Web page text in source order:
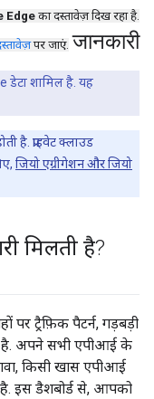
Edgeका दस्तावेज़ दिख रहा है.
पर जाएं. जानकारी
डेटा शामिल है. यह
है. प्राइवेट क्लाउड
जियो एग्रीगेशन और जियो
मिलती है?
पर ट्रैफ़िक पैटर्न, गड़बड़ी
है. अपने सभी एपीआई के
किसी खास एपीआई
इस डैशबोर्ड से, आपको